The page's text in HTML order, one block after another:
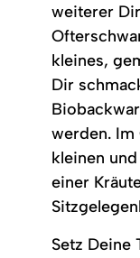
weiterer
kleines,
Dir
werden.
kleinen
einer
Setz Deine